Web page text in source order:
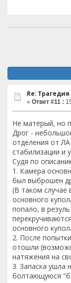
Re:
« Ответ #11 :
Не матёрый, но
Дрог -
отделения от
стабилизации и
Судя по
1. Камера
был выброшен
(В таком случае
основного
попало, в
основного
2. После
отошли
натяжения на
3. Запаска ушла
болтающуюся